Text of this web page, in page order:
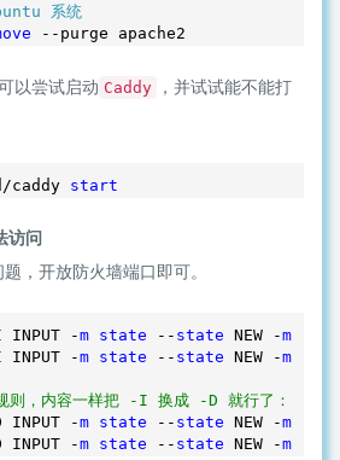
系统
以尝试启动 Caddy
，并试试能不能打
start
访问
，开放防火墙端口即可。
-m state -- state NEW -m
-m state -- state NEW -m
则，内容一样把 -I 换成 -D 就行了：
-m state -- state NEW -m
-m state -- state NEW -m